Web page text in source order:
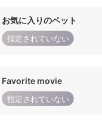
お気に入りのペット
指定されていない
Favorite movie
指定されていない